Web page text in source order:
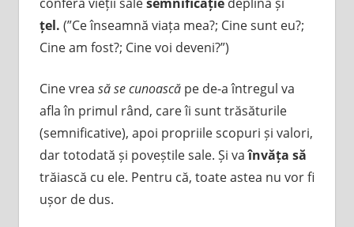
țel. (”Ce înseamnă viața mea?; Cine sunt eu?;
Cine am fost?; Cine voi deveni?”)
Cine vrea să se cunoascăpe de-a întregul va
afla în primul rând, care îi sunt trăsăturile
(semnificative), apoi propriile scopuri și valori,
dar totodată și poveștile sale. Și vaînvăța să
trăiască cu ele. Pentru că, toate astea nu vor fi
ușor de dus.